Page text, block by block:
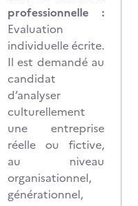
professionnelle :
Evaluation
individuelle écrite.
Il est demandé au
candidat
d’analyser
culturellement
une entreprise
réelle ou fictive,
au niveau
organisationnel,
générationnel,